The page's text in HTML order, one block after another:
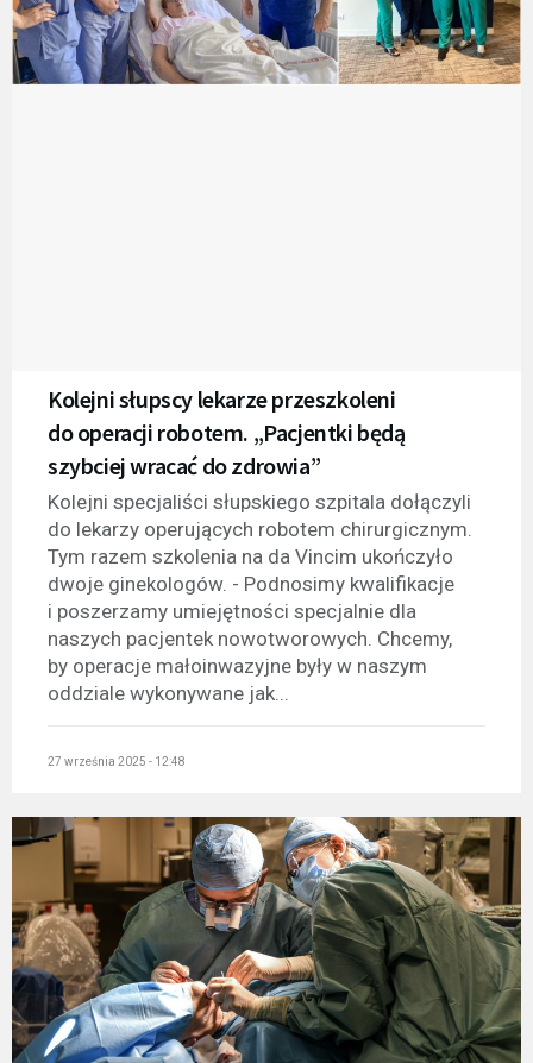
Kolejni słupscy lekarze przeszkoleni
do operacji robotem. „Pacjentki będą
szybciej wracać do zdrowia”
Kolejni specjaliści słupskiego szpitala dołączyli
do lekarzy operujących robotem chirurgicznym.
Tym razem szkolenia na da Vincim ukończyło
dwoje ginekologów. - Podnosimy kwalifikacje
i poszerzamy umiejętności specjalnie dla
naszych pacjentek nowotworowych. Chcemy,
by operacje małoinwazyjne były w naszym
oddziale wykonywane jak...
27 września 2025 - 12:48